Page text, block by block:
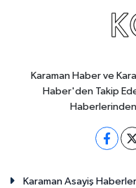
Karaman Haber ve
Haber'den Takip
Karaman Asayiş